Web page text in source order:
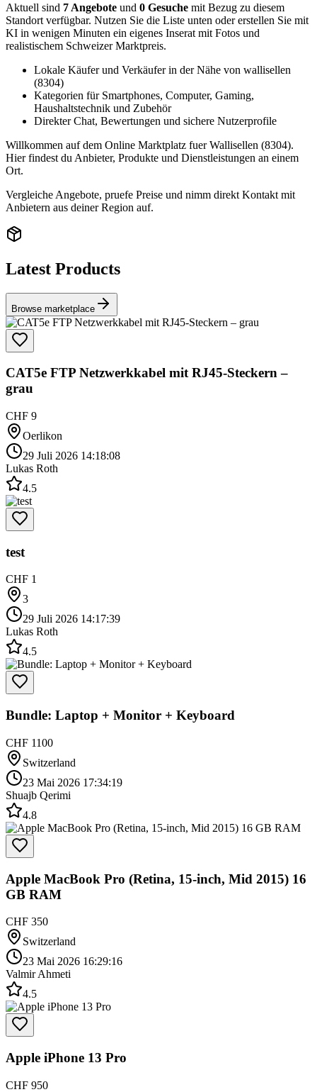
Aktuell sind 7 Angebote und 0 Gesuche mit Bezug zu diesem
Standort verfügbar. Nutzen Sie die Liste unten oder erstellen Sie mit
KI in wenigen Minuten ein eigenes Inserat mit Fotos und
realistischem Schweizer Marktpreis.
Lokale Käufer und Verkäufer in der Nähe von wallisellen
(8304)
Kategorien für Smartphones, Computer, Gaming,
Haushaltstechnik und Zubehör
Direkter Chat, Bewertungen und sichere Nutzerprofile
Willkommen auf dem Online Marktplatz fuer Wallisellen (8304).
Hier findest du Anbieter, Produkte und Dienstleistungen an einem
Ort.
Vergleiche Angebote, pruefe Preise und nimm direkt Kontakt mit
Anbietern aus deiner Region auf.
Latest Products
Browse marketplace
CAT5e FTP Netzwerkkabel mit RJ45-Steckern –
grau
CHF 9
Oerlikon
29 Juli 2026 14:18:08
Lukas Roth
4.5
test
CHF 1
3
29 Juli 2026 14:17:39
Lukas Roth
4.5
Bundle: Laptop + Monitor + Keyboard
CHF 1100
Switzerland
23 Mai 2026 17:34:19
Shuajb Qerimi
4.8
Apple MacBook Pro (Retina, 15-inch, Mid 2015) 16
GB RAM
CHF 350
Switzerland
23 Mai 2026 16:29:16
Valmir Ahmeti
4.5
Apple iPhone 13 Pro
CHF 950